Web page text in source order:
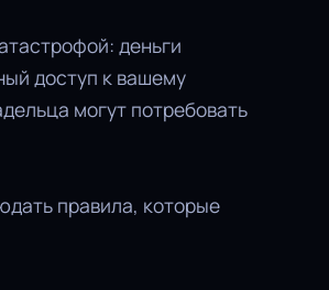
деньги
доступ к вашему
могут потребовать
правила, которые